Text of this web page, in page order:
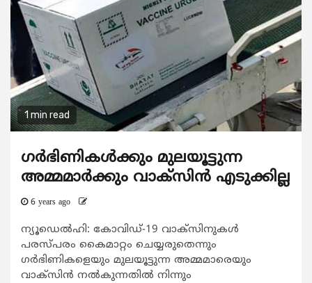
1 min read
ഗർഭിണികൾക്കും മുലയൂട്ടുന്ന
അമ്മമാർക്കും വാക്സിൻ എടുക്കില്ല
6 years ago
ന്യൂഡെൽഹി: കോവിഡ്-19 വാക്സിനുകൾ
പരസ്പരം കൈമാറ്റം ചെയ്യരുതെന്നും
ഗർഭിണികളെയും മുലയൂട്ടുന്ന അമ്മമാരെയും
വാക്സിൻ നൽകുന്നതിൽ നിന്നും